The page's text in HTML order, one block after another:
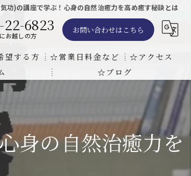
功)の講座で学ぶ！心身の自然治癒力を高め癒す秘訣とは
22-6823
お越しの方
お問い合わせはこちら
望する方
リングで難病の克服の方法と効果
☆営業日料金など
東京での瞑想気功教室の開催について
☆アクセス
天啓気療院 東京店
天啓気療院 福島店
☆ブログ
身の自然治癒力を